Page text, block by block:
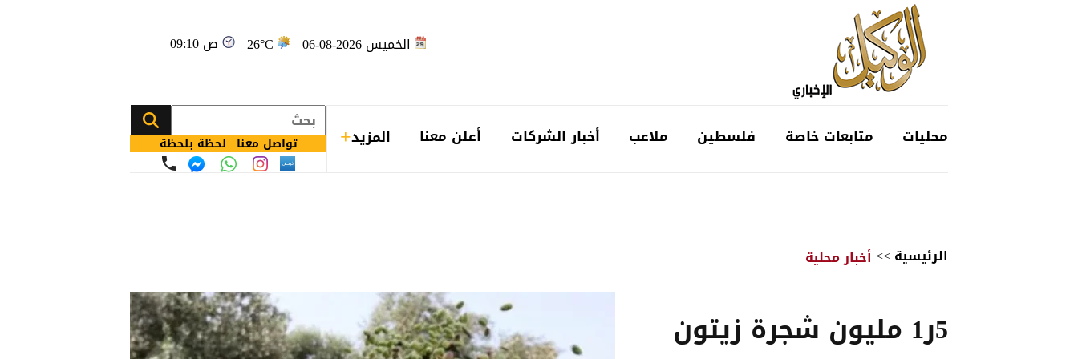
الخميس 2026-08-06 26°C 09:10 ص
محليات متابعات خاصة فلسطين ملاعب أخبار الشركات أعلن معنا المزيد تواصل معنا.. لحظة بلحظة
الرئيسية>>أخبار محلية
5ر1 مليون شجرة زيتون